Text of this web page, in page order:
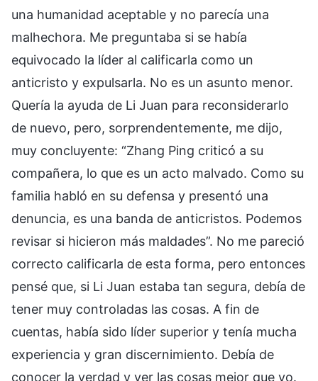
una humanidad aceptable y no parecía una
malhechora. Me preguntaba si se había
equivocado la líder al calificarla como un
anticristo y expulsarla. No es un asunto menor.
Quería la ayuda de Li Juan para reconsiderarlo
de nuevo, pero, sorprendentemente, me dijo,
muy concluyente: “Zhang Ping criticó a su
compañera, lo que es un acto malvado. Como su
familia habló en su defensa y presentó una
denuncia, es una banda de anticristos. Podemos
revisar si hicieron más maldades”. No me pareció
correcto calificarla de esta forma, pero entonces
pensé que, si Li Juan estaba tan segura, debía de
tener muy controladas las cosas. A fin de
cuentas, había sido líder superior y tenía mucha
experiencia y gran discernimiento. Debía de
conocer la verdad y ver las cosas mejor que yo.